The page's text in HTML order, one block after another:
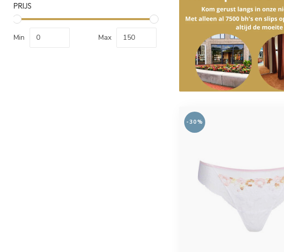
PRIJS
Min Max
-30%